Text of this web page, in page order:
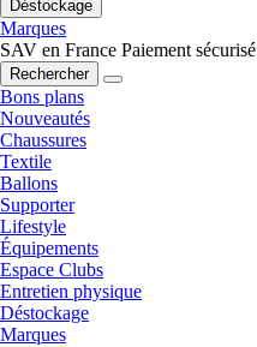
Déstockage
Marques
SAV en France Paiement sécurisé
Rechercher
Bons plans
Nouveautés
Chaussures
Textile
Ballons
Supporter
Lifestyle
Équipements
Espace Clubs
Entretien physique
Déstockage
Marques